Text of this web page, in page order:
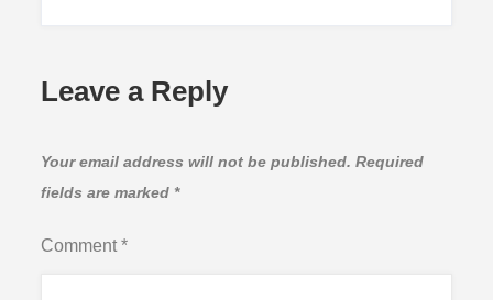
Leave a Reply
Your email address will not be published. Required
fields are marked *
Comment*